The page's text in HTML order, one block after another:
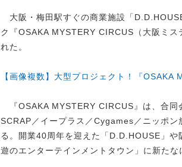
大阪・梅田駅すぐの商業施設「
ク『OSAKA MYSTERY CIRCUS（大阪ミ
れた。
【画像複数】大型プロジェクト！『
『OSAKA MYSTERY CIRCUS』は、合同
SCRAP／イープラス／Cygames／ニッポ
る。開業40周年を迎えた「D.D.HOUSE」や
遊のエンターテインメントタウン」に新たな